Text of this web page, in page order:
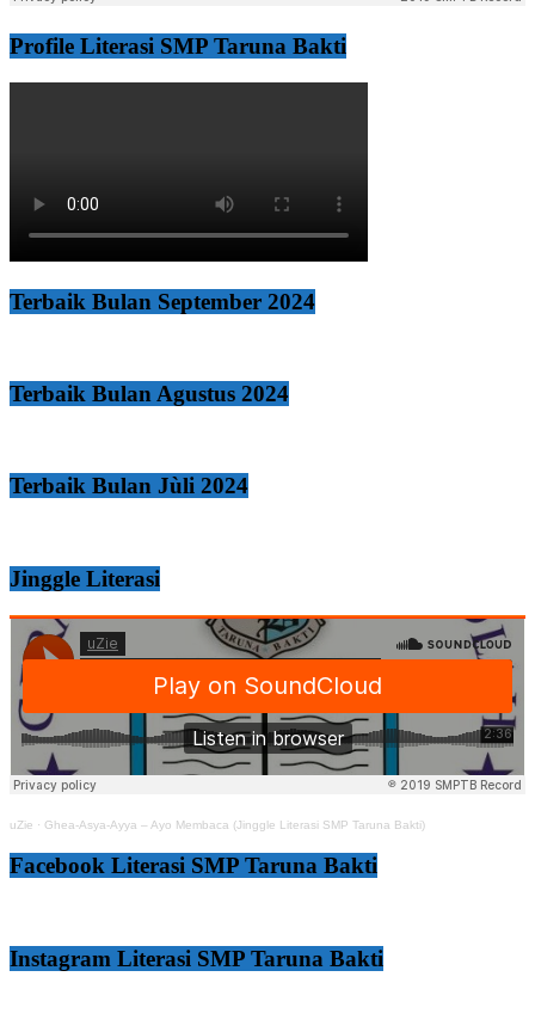
Profile Literasi SMP Taruna Bakti
Terbaik Bulan September 2024
Terbaik Bulan Agustus 2024
Terbaik Bulan Jùli 2024
Jinggle Literasi
uZie · Ghea-Asya-Ayya – Ayo Membaca (Jinggle Literasi SMP Taruna Bakti)
Facebook Literasi SMP Taruna Bakti
Instagram Literasi SMP Taruna Bakti